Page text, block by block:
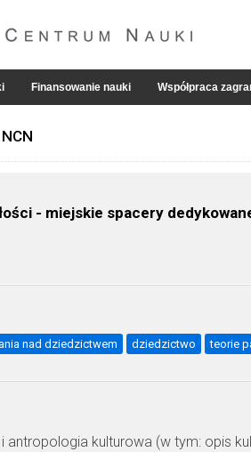
Finansowanie nauki Współpraca
- miejskie spacery
nad dziedzictwem dziedzictwo teorie
antropologia kulturowa (w tym: opis